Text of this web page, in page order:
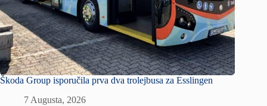
Škoda Group isporučila prva dva trolejbusa za Esslingen
7 Augusta, 2026